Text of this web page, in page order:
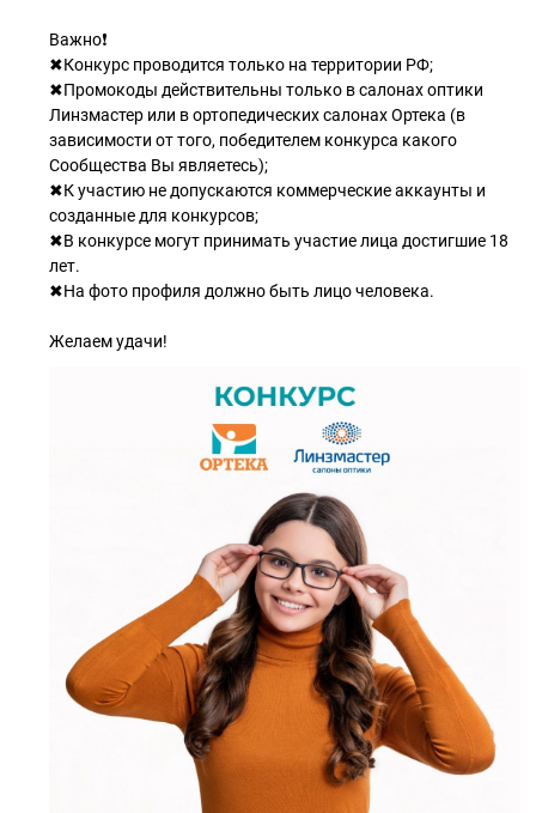
Важно❗
✖Конкурс проводится только на территории РФ;
✖Промокоды действительны только в салонах оптики
Линзмастер или в ортопедических салонах Ортека (в
зависимости от того, победителем конкурса какого
Сообщества Вы являетесь);
✖К участию не допускаются коммерческие аккаунты и
созданные для конкурсов;
✖В конкурсе могут принимать участие лица достигшие 18
лет.
✖На фото профиля должно быть лицо человека.
Желаем удачи!